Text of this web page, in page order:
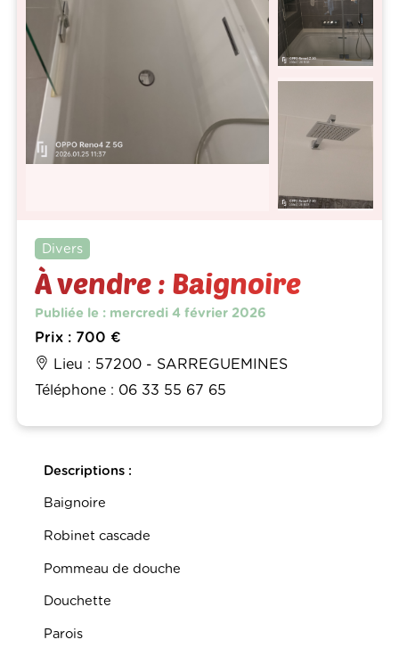
Divers
À vendre : Baignoire
Publiée le : mercredi 4 février 2026
Prix : 700 €
Lieu : 57200 - SARREGUEMINES
Téléphone : 06 33 55 67 65
Descriptions :
Baignoire
Robinet cascade
Pommeau de douche
Douchette
Parois